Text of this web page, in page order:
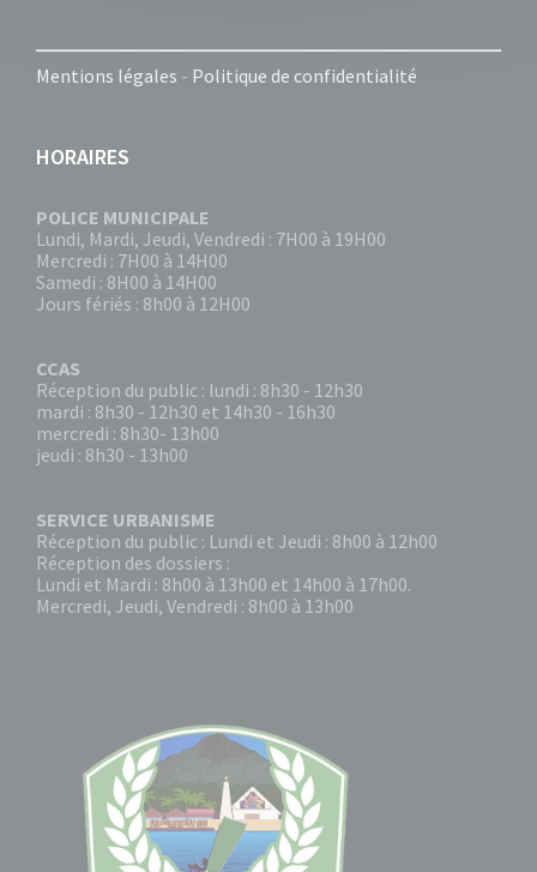
Mentions légales - Politique de confidentialité
HORAIRES
POLICE MUNICIPALE
Lundi, Mardi, Jeudi, Vendredi : 7H00 à 19H00
Mercredi : 7H00 à 14H00
Samedi : 8H00 à 14H00
Jours fériés : 8h00 à 12H00
CCAS
Réception du public : lundi : 8h30 - 12h30
mardi : 8h30 - 12h30 et 14h30 - 16h30
mercredi : 8h30- 13h00
jeudi : 8h30 - 13h00
SERVICE URBANISME
Réception du public : Lundi et Jeudi : 8h00 à 12h00
Réception des dossiers :
Lundi et Mardi : 8h00 à 13h00 et 14h00 à 17h00.
Mercredi, Jeudi, Vendredi : 8h00 à 13h00